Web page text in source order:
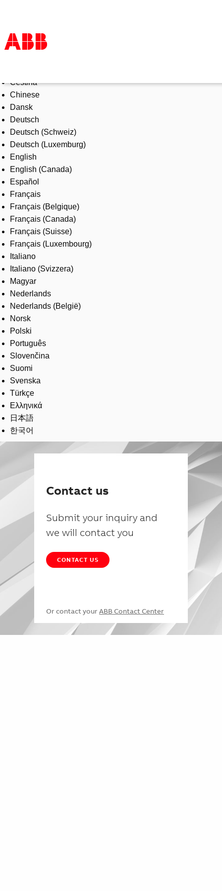
Products & Solutions
Industries
Services
About us
Where to buy
Contact us
Careers
Čeština
Chinese
Dansk
Deutsch
Deutsch (Schweiz)
Deutsch (Luxemburg)
English
English (Canada)
Español
Français
Français (Belgique)
Français (Canada)
Français (Suisse)
Français (Luxembourg)
Italiano
Italiano (Svizzera)
Magyar
Nederlands
Nederlands (België)
Norsk
Polski
Português
Slovenčina
Suomi
Svenska
Türkçe
Ελληνικά
日本語
한국어
Contact us
Submit your inquiry and
we will contact you
CONTACT US
Or contact your ABB Contact Center